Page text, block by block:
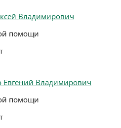
Владимирович
помощи
Евгений Владимирович
помощи